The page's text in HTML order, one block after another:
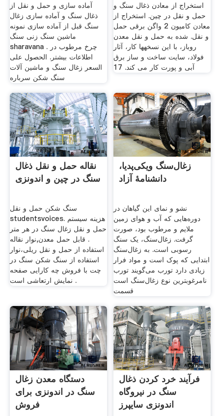
آماده سازی و حمل و نقل از
ذغال سنگ و آماده سازی زغال
سنگ قبل از آماده سازی نمونه
ماشین سنگ زنی سنگ
sharavana چرخ مرطوب در .
اطلاعات بیشتر. الحصول على
السعر زغال سنگ و ماشین آلات
سنگ شکن سرباره
استخراج از معادن ذغال سنگ و
حمل و نقل در چین. استخراج از
معادن کامیون 2 واگن برقی حمل
و نقل. شده به حمل و نقل معدن
روباز، با این نسخهها کار، آثار
فولاد، سایت ساخت و ساز برق
آبی و پورت کار می کند. 17
نقاله حمل و نقل ذغال
سنگ در چین و اندونزی
سنگ شکن حمل و نقل
studentsvoices. هزینه سیستم
حمل و نقل زغال سنگ در هر متر
. قابل حمل معدن,نوار نقاله
استفاده از حمل و نقل ریلی،نوار
استفاده از سنگ شکن سنگ در
چت با فروش چه کارایی صفحه
نمایش ارتعاشی است .
زغال‌سنگ ویکی‌پدیا،
دانشنامهٔ آزاد
نشو و نمای این گیاهان در
دوره‌هایی که آب و هوای زمین
ملایم و مرطوب بود، صورت
گرفت. زغال‌سنگ، یک سنگ
رسوبی است. به زغال‌سنگ
ابتدایی که پوک است و مواد فرار
زیادی دارد تورب می‌گویند تورب
نامرغوبترین نوع زغال‌سنگ است
قسمت
دستگاه معدن زغال
سنگ در اندونزی برای
فروش
فرآیند خرد کردن ذغال
سنگ در نیروگاه
اندونزی سایپرز